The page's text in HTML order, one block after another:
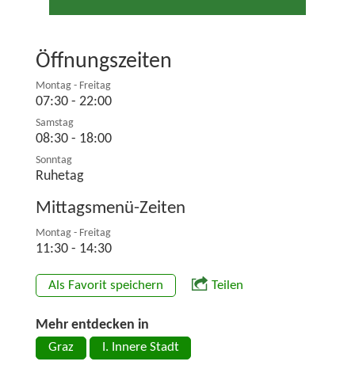
Öffnungszeiten
Montag - Freitag
07:30 - 22:00
Samstag
08:30 - 18:00
Sonntag
Ruhetag
Mittagsmenü-Zeiten
Montag - Freitag
11:30 - 14:30
Als Favorit speichern Teilen
Mehr entdecken in
Graz I. Innere Stadt